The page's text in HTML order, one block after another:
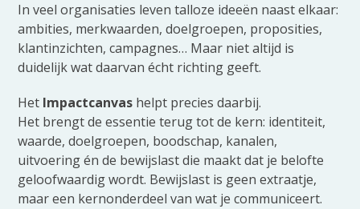
In veel organisaties leven talloze ideeën naast elkaar:
ambities, merkwaarden, doelgroepen, proposities,
klantinzichten, campagnes… Maar niet altijd is
duidelijk wat daarvan écht richting geeft.
Het Impactcanvas helpt precies daarbij.
Het brengt de essentie terug tot de kern: identiteit,
waarde, doelgroepen, boodschap, kanalen,
uitvoering én de bewijslast die maakt dat je belofte
geloofwaardig wordt. Bewijslast is geen extraatje,
maar een kernonderdeel van wat je communiceert.